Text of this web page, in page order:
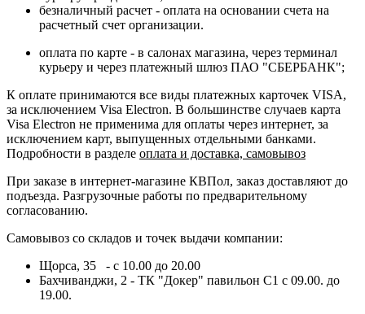
безналичный расчет - оплата на основании счета на
расчетный счет организации.
оплата по карте - в салонах магазина, через терминал
курьеру и через платежный шлюз ПАО "СБЕРБАНК";
К оплате принимаются все виды платежных карточек VISA,
за исключением Visa Electron. В большинстве случаев карта
Visa Electron не применима для оплаты через интернет, за
исключением карт, выпущенных отдельными банками.
Подробности в разделе оплата и доставка, самовывоз
При заказе в интернет-магазине КВПол, заказ доставляют до
подъезда. Разгрузочные работы по предварительному
согласованию.
Самовывоз со складов и точек выдачи компании:
Щорса, 35 - с 10.00 до 20.00
Бахчиванджи, 2 - ТК "Докер" павильон С1 с 09.00. до
19.00.